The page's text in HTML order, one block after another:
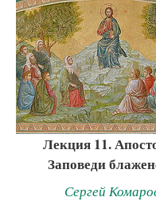
Лекция 11.
Заповеди
Сергей